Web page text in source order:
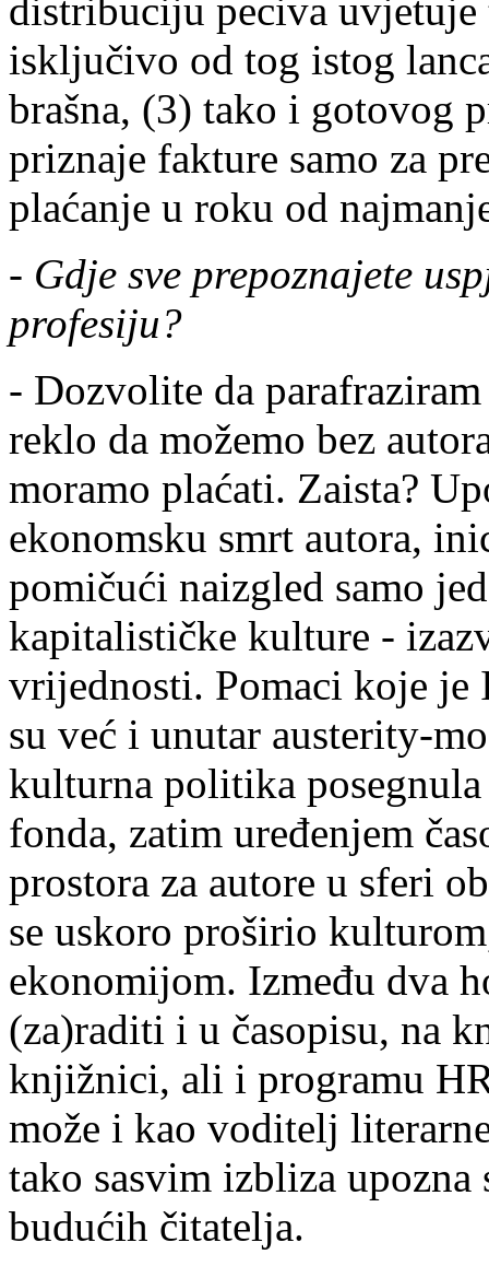
distribuciju peciva
isključivo od tog istog
brašna, (3) tako i gotovog
priznaje fakture samo za
plaćanje u roku od
- Gdje sve prepoznajete
profesiju?
- Dozvolite da
reklo da možemo bez
moramo plaćati. Zaista?
ekonomsku smrt autora,
pomičući naizgled samo
kapitalističke kulture -
vrijednosti. Pomaci koje
su već i unutar austerity-
kulturna politika
fonda, zatim uređenjem
prostora za autore u sferi
se uskoro proširio
ekonomijom. Između dva
(za)raditi i u časopisu, na
knjižnici, ali i programu
može i kao voditelj
tako sasvim izbliza
budućih čitatelja.